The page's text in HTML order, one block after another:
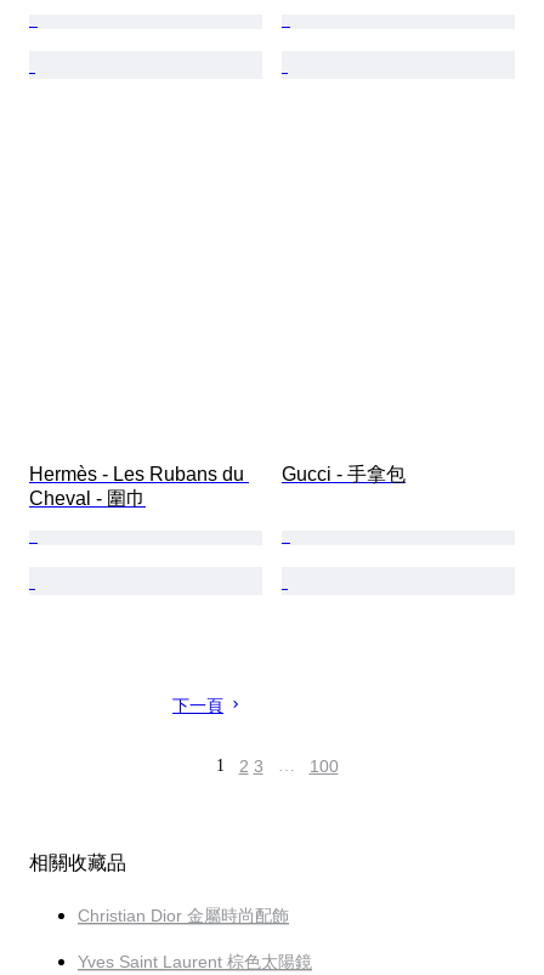
Hermès - Les Rubans du
Cheval - 圍巾
Gucci - 手拿包
下一頁
1 2 3 … 100
相關收藏品
Christian Dior 金屬時尚配飾
Yves Saint Laurent 棕色太陽鏡